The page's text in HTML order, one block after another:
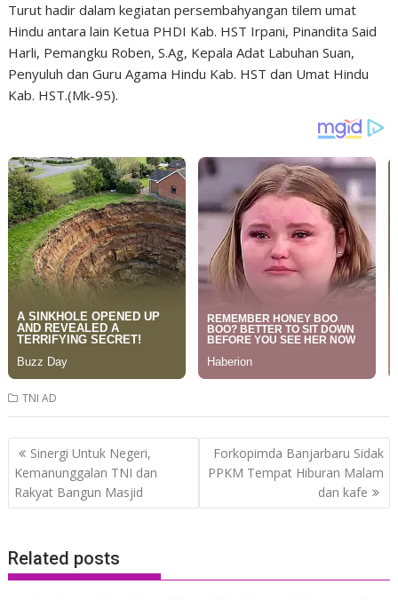
Turut hadir dalam kegiatan persembahyangan tilem umat
Hindu antara lain Ketua PHDI Kab. HST Irpani, Pinandita Said
Harli, Pemangku Roben, S.Ag, Kepala Adat Labuhan Suan,
Penyuluh dan Guru Agama Hindu Kab. HST dan Umat Hindu
Kab. HST.(Mk-95).
TNI AD
Post
navigation
Sinergi Untuk Negeri,
Kemanunggalan TNI dan
Rakyat Bangun Masjid
Forkopimda Banjarbaru Sidak
PPKM Tempat Hiburan Malam
dan kafe
Related posts